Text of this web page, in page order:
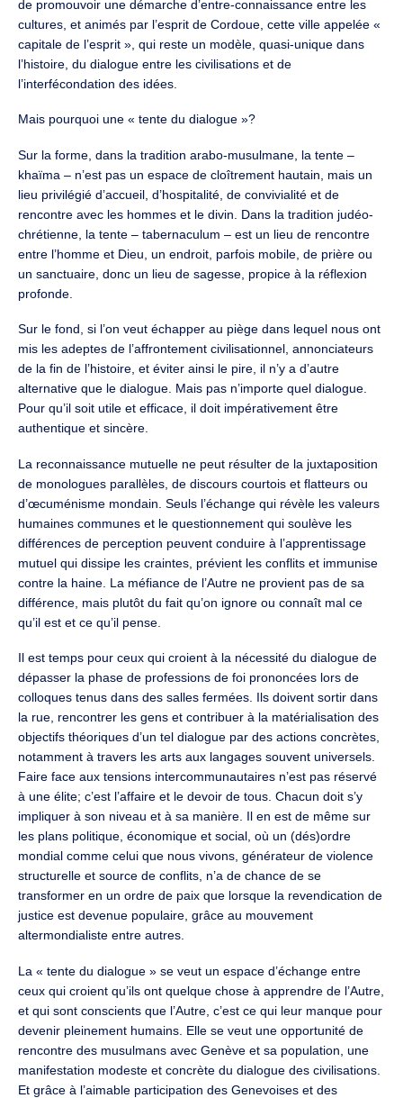
de promouvoir une démarche d’entre-connaissance entre les
cultures, et animés par l’esprit de Cordoue, cette ville appelée «
capitale de l’esprit », qui reste un modèle, quasi-unique dans
l’histoire, du dialogue entre les civilisations et de
l’interfécondation des idées.
Mais pourquoi une « tente du dialogue »?
Sur la forme, dans la tradition arabo-musulmane, la tente –
khaïma – n’est pas un espace de cloîtrement hautain, mais un
lieu privilégié d’accueil, d’hospitalité, de convivialité et de
rencontre avec les hommes et le divin. Dans la tradition judéo-
chrétienne, la tente – tabernaculum – est un lieu de rencontre
entre l’homme et Dieu, un endroit, parfois mobile, de prière ou
un sanctuaire, donc un lieu de sagesse, propice à la réflexion
profonde.
Sur le fond, si l’on veut échapper au piège dans lequel nous ont
mis les adeptes de l’affrontement civilisationnel, annonciateurs
de la fin de l’histoire, et éviter ainsi le pire, il n’y a d’autre
alternative que le dialogue. Mais pas n’importe quel dialogue.
Pour qu’il soit utile et efficace, il doit impérativement être
authentique et sincère.
La reconnaissance mutuelle ne peut résulter de la juxtaposition
de monologues parallèles, de discours courtois et flatteurs ou
d’œcuménisme mondain. Seuls l’échange qui révèle les valeurs
humaines communes et le questionnement qui soulève les
différences de perception peuvent conduire à l’apprentissage
mutuel qui dissipe les craintes, prévient les conflits et immunise
contre la haine. La méfiance de l’Autre ne provient pas de sa
différence, mais plutôt du fait qu’on ignore ou connaît mal ce
qu’il est et ce qu’il pense.
Il est temps pour ceux qui croient à la nécessité du dialogue de
dépasser la phase de professions de foi prononcées lors de
colloques tenus dans des salles fermées. Ils doivent sortir dans
la rue, rencontrer les gens et contribuer à la matérialisation des
objectifs théoriques d’un tel dialogue par des actions concrètes,
notamment à travers les arts aux langages souvent universels.
Faire face aux tensions intercommunautaires n’est pas réservé
à une élite; c’est l’affaire et le devoir de tous. Chacun doit s’y
impliquer à son niveau et à sa manière. Il en est de même sur
les plans politique, économique et social, où un (dés)ordre
mondial comme celui que nous vivons, générateur de violence
structurelle et source de conflits, n’a de chance de se
transformer en un ordre de paix que lorsque la revendication de
justice est devenue populaire, grâce au mouvement
altermondialiste entre autres.
La « tente du dialogue » se veut un espace d’échange entre
ceux qui croient qu’ils ont quelque chose à apprendre de l’Autre,
et qui sont conscients que l’Autre, c’est ce qui leur manque pour
devenir pleinement humains. Elle se veut une opportunité de
rencontre des musulmans avec Genève et sa population, une
manifestation modeste et concrète du dialogue des civilisations.
Et grâce à l’aimable participation des Genevoises et des